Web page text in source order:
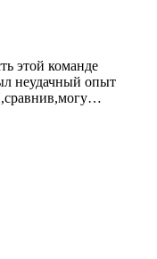
этой команде
неудачный опыт
оговорены и четко
проблемы,то помощь
спасибо!!!